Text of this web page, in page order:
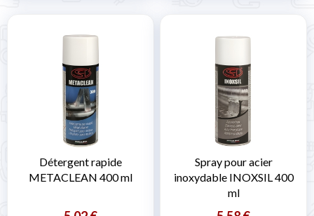
Détergent rapide
METACLEAN 400 ml
Spray pour acier
inoxydable INOXSIL 400
ml